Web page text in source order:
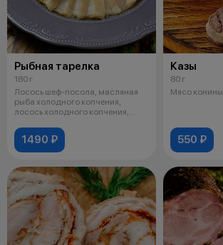
Рыбная тарелка
180 г
Лосось шеф-посола, масляная
рыба холодного копчения,
лосось холодного копчения,
1490 ₽
Казы
80 г
Мясо конины
550 ₽